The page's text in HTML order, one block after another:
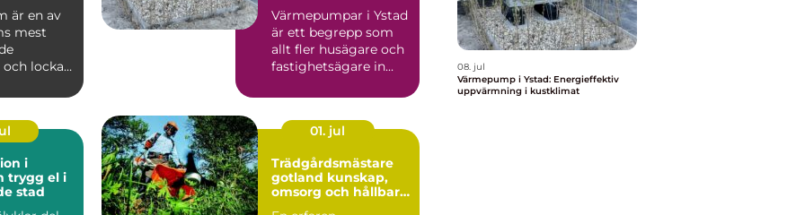
är en av
mest
och lockar
Värmepumpar i Ystad
är ett begrepp som
allt fler husägare och
fastighetsägare in...
i
i
stad
01. jul
Trädgårdsmästare
gotland kunskap,
omsorg och hållbar
08. jul
Värmepump i Ystad: Energieffektiv
uppvärmning i kustklimat